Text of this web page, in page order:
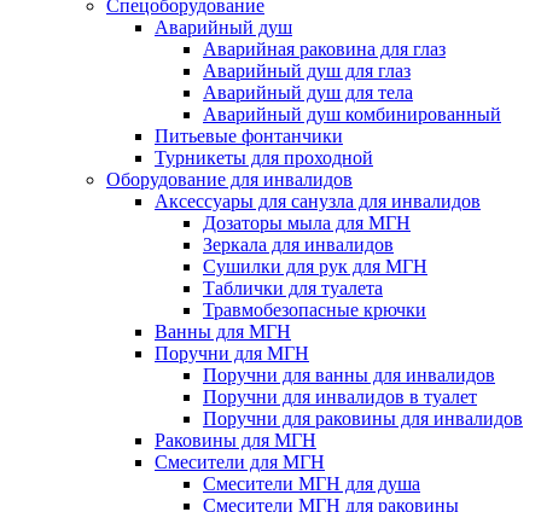
Спецоборудование
Аварийный душ
Аварийная раковина для глаз
Аварийный душ для глаз
Аварийный душ для тела
Аварийный душ комбинированный
Питьевые фонтанчики
Турникеты для проходной
Оборудование для инвалидов
Аксессуары для санузла для инвалидов
Дозаторы мыла для МГН
Зеркала для инвалидов
Сушилки для рук для МГН
Таблички для туалета
Травмобезопасные крючки
Ванны для МГН
Поручни для МГН
Поручни для ванны для инвалидов
Поручни для инвалидов в туалет
Поручни для раковины для инвалидов
Раковины для МГН
Смесители для МГН
Смесители МГН для душа
Смесители МГН для раковины